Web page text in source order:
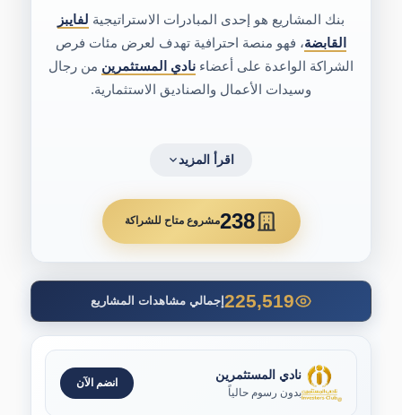
بنك المشاريع هو إحدى المبادرات الاستراتيجية لفايبز
القابضة، فهو منصة احترافية تهدف لعرض مئات فرص
الشراكة الواعدة على أعضاء نادي المستثمرين من رجال
وسيدات الأعمال والصناديق الاستثمارية.
اقرأ المزيد
238مشروع متاح للشراكة
225,519إجمالي مشاهدات المشاريع
نادي المستثمرين
بدون رسوم حالياً
انضم الآن